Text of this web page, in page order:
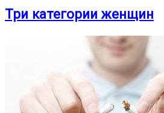
Три категории женщин